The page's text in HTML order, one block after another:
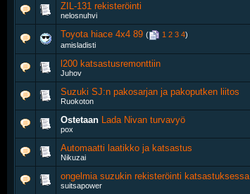
ZIL-131 rekisteröinti
nelosnuhvi
Toyota hiace 4x4 89 ( 1 2 3 4)
amisladisti
l200 katsastusremonttiin
Juhov
Suzuki SJ:n pakosarjan ja pakoputken liitos
Ruokoton
Ostetaan Lada Nivan turvavyö
pox
Automaatti laatikko ja katsastus
Nikuzai
ongelmia suzukin rekisteröinti katsastuksessa
suitsapower